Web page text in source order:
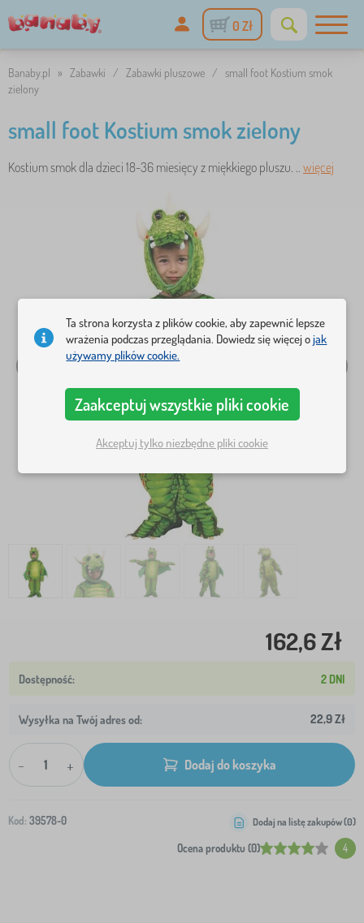
0 Zł
Banaby.pl » Zabawki / Zabawki pluszowe /
small foot Kostium smok
zielony
small foot Kostium smok zielony
Kostium smok dla dzieci 18-36 miesięcy z miękkiego pluszu. .. więcej
162,6 Zł
2 DNI
Wysyłka na Twój adres od: 22,9 Zł
- + Dodaj do koszyka
Kod: 39578-0
Ocena produktu (0) 4
Dodaj na listę zakupów (0)
Ta strona korzysta z plików cookie, aby zapewnić lepsze
wrażenia podczas przeglądania. Dowiedz się więcej ojak
używamy plików cookie.
Zaakceptuj wszystkie pliki cookie
Akceptuj tylko niezbędne pliki cookie